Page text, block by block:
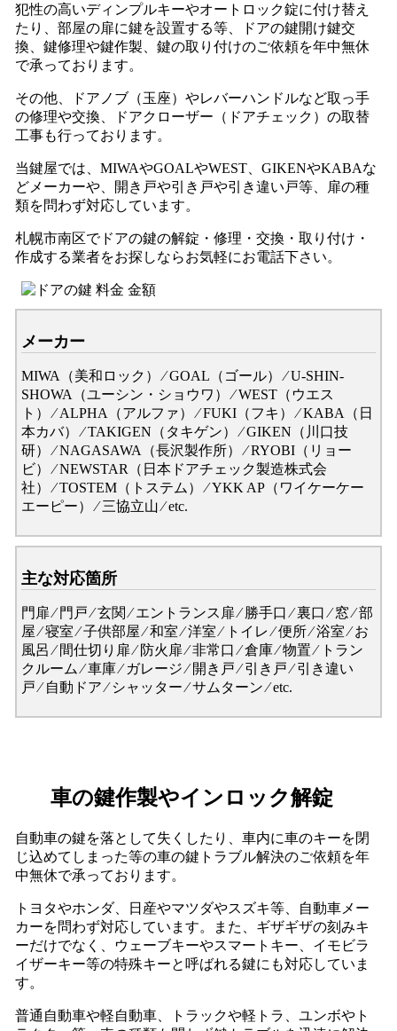
犯性の高いディンプルキーやオートロック錠に付け替え
たり、部屋の扉に鍵を設置する等、ドアの鍵開け鍵交
換、鍵修理や鍵作製、鍵の取り付けのご依頼を年中無休
で承っております。
その他、ドアノブ（玉座）やレバーハンドルなど取っ手
の修理や交換、ドアクローザー（ドアチェック）の取替
工事も行っております。
当鍵屋では、MIWAやGOALやWEST、GIKENやKABAな
どメーカーや、開き戸や引き戸や引き違い戸等、扉の種
類を問わず対応しています。
札幌市南区でドアの鍵の解錠・修理・交換・取り付け・
作成する業者をお探しならお気軽にお電話下さい。
メーカー
MIWA（美和ロック） ⁄ GOAL（ゴール） ⁄ U-SHIN-
SHOWA（ユーシン・ショウワ） ⁄ WEST（ウエス
ト） ⁄ ALPHA（アルファ） ⁄ FUKI（フキ） ⁄ KABA（日
本カバ） ⁄ TAKIGEN（タキゲン） ⁄ GIKEN（川口技
研） ⁄ NAGASAWA（長沢製作所） ⁄ RYOBI（リョー
ビ） ⁄ NEWSTAR（日本ドアチェック製造株式会
社） ⁄ TOSTEM（トステム） ⁄ YKK AP（ワイケーケー
エーピー） ⁄ 三協立山 ⁄ etc.
主な対応箇所
門扉 ⁄ 門戸 ⁄ 玄関 ⁄ エントランス扉 ⁄ 勝手口 ⁄ 裏口 ⁄ 窓 ⁄ 部
屋 ⁄ 寝室 ⁄ 子供部屋 ⁄ 和室 ⁄ 洋室 ⁄ トイレ ⁄ 便所 ⁄ 浴室 ⁄ お
風呂 ⁄ 間仕切り扉 ⁄ 防火扉 ⁄ 非常口 ⁄ 倉庫 ⁄ 物置 ⁄ トラン
クルーム ⁄ 車庫 ⁄ ガレージ ⁄ 開き戸 ⁄ 引き戸 ⁄ 引き違い
戸 ⁄ 自動ドア ⁄ シャッター ⁄ サムターン ⁄ etc.
車の鍵作製やインロック解錠
自動車の鍵を落として失くしたり、車内に車のキーを閉
じ込めてしまった等の車の鍵トラブル解決のご依頼を年
中無休で承っております。
トヨタやホンダ、日産やマツダやスズキ等、自動車メー
カーを問わず対応しています。また、ギザギザの刻みキ
ーだけでなく、ウェーブキーやスマートキー、イモビラ
イザーキー等の特殊キーと呼ばれる鍵にも対応していま
す。
普通自動車や軽自動車、トラックや軽トラ、ユンボやト